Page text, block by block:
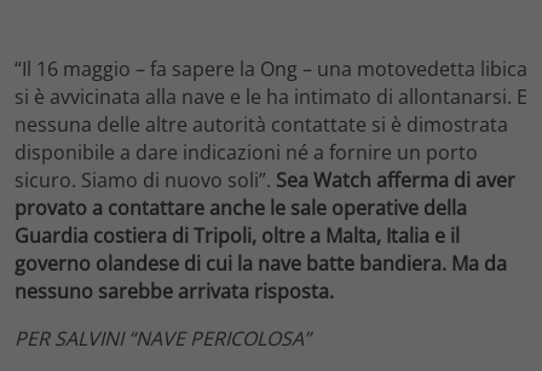
“Il 16 maggio – fa sapere la Ong – una motovedetta libica
si è avvicinata alla nave e le ha intimato di allontanarsi. E
nessuna delle altre autorità contattate si è dimostrata
disponibile a dare indicazioni né a fornire un porto
sicuro. Siamo di nuovo soli”. Sea Watch afferma di aver
provato a contattare anche le sale operative della
Guardia costiera di Tripoli, oltre a Malta, Italia e il
governo olandese di cui la nave batte bandiera. Ma da
nessuno sarebbe arrivata risposta.
PER SALVINI “NAVE PERICOLOSA”